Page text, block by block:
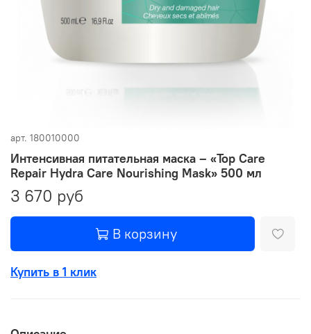
арт. 180010000
Интенсивная питательная маска – «Top Care
Repair Hydra Care Nourishing Mask» 500 мл
3 670 руб
В корзину
Купить в 1 клик